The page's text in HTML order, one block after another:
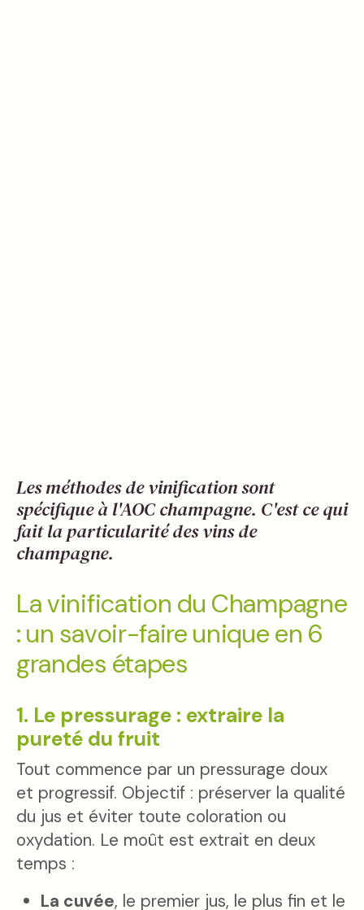
Les méthodes de vinification sont
spécifique à l'AOC champagne. C'est ce qui
fait la particularité des vins de
champagne.
La vinification du Champagne
: un savoir-faire unique en 6
grandes étapes
1. Le pressurage : extraire la
pureté du fruit
Tout commence par un pressurage doux
et progressif. Objectif : préserver la qualité
du jus et éviter toute coloration ou
oxydation. Le moût est extrait en deux
temps :
La cuvée, le premier jus, le plus fin et le